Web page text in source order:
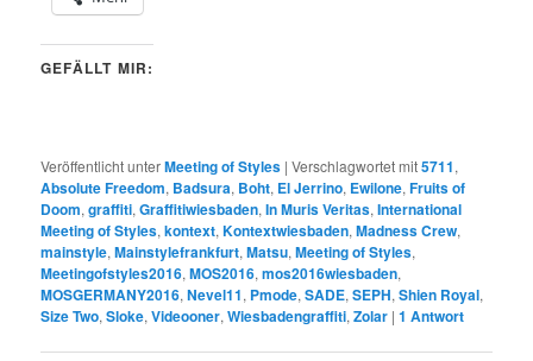
GEFÄLLT MIR:
Veröffentlicht unterMeeting of Styles |Verschlagwortet mit5711,
Absolute Freedom, Badsura, Boht, El Jerrino, Ewilone,Fruits of
Doom,graffiti,Graffitiwiesbaden,In Muris Veritas,International
Meeting of Styles,kontext,Kontextwiesbaden,Madness Crew,
mainstyle,Mainstylefrankfurt,Matsu,Meeting of Styles,
Meetingofstyles2016,MOS2016,mos2016wiesbaden,
MOSGERMANY2016,Nevel11, Pmode,SADE,SEPH,Shien Royal,
Size Two,Sloke,Videooner,Wiesbadengraffiti,Zolar |1 Antwort